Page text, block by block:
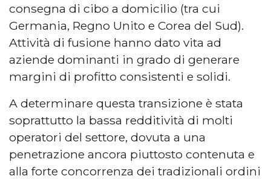
consegna di cibo a domicilio (tra cui
Germania, Regno Unito e Corea del Sud).
Attività di fusione hanno dato vita ad
aziende dominanti in grado di generare
margini di profitto consistenti e solidi.
A determinare questa transizione è stata
soprattutto la bassa redditività di molti
operatori del settore, dovuta a una
penetrazione ancora piuttosto contenuta e
alla forte concorrenza dei tradizionali ordini